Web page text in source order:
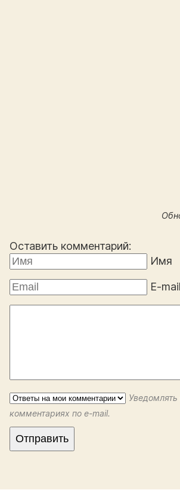
Оставить комментарий:
Имя
E-mail
комментариях по e-mail.